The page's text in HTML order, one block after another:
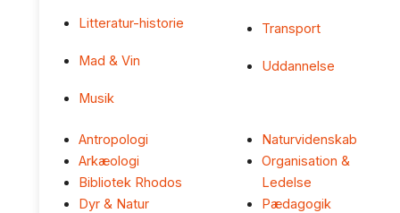
Litteratur-historie
Mad & Vin
Musik
Transport
Uddannelse
Antropologi
Arkæologi
Bibliotek Rhodos
Dyr & Natur
Naturvidenskab
Organisation &
Ledelse
Pædagogik